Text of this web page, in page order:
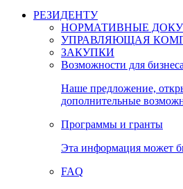
РЕЗИДЕНТУ
НОРМАТИВНЫЕ
УПРАВЛЯЮЩАЯ
ЗАКУПКИ
Возможности для бизнеса
Наше предложение,
дополнительные
Программы и гранты
Эта информация может
FAQ